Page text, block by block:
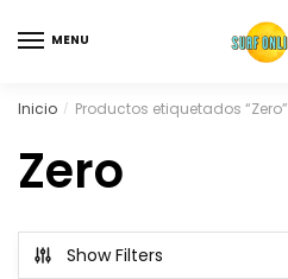
MENU
Inicio / Productos etiquetados “Zero”
Zero
Show Filters